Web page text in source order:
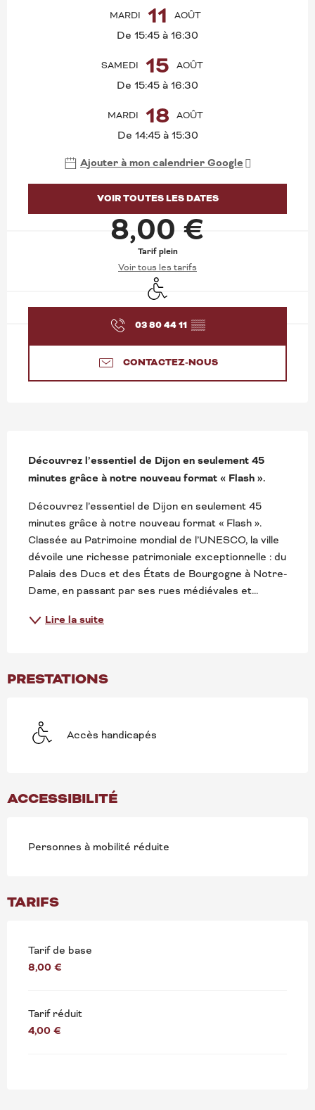
MARDI 11 AOÛT
De 15:45 à 16:30
SAMEDI 15 AOÛT
De 15:45 à 16:30
MARDI 18 AOÛT
De 14:45 à 15:30
Ajouter à mon calendrier Google
VOIR TOUTES LES DATES
8,00 €
Tarif plein
Voir tous les tarifs
Accès handicapés
03 80 44 11 ▒▒
CONTACTEZ-NOUS
DESCRIPTION
Découvrez l’essentiel de Dijon en seulement 45
minutes grâce à notre nouveau format « Flash ».
Découvrez l’essentiel de Dijon en seulement 45
minutes grâce à notre nouveau format « Flash ».
Classée au Patrimoine mondial de l’UNESCO, la ville
dévoile une richesse patrimoniale exceptionnelle : du
Palais des Ducs et des États de Bourgogne à Notre-
Dame, en passant par ses rues médiévales et...
Lire la suite
PRESTATIONS
Accès handicapés
ACCESSIBILITÉ
Personnes à mobilité réduite
TARIFS
Tarif de base
8,00 €
Tarif réduit
4,00 €